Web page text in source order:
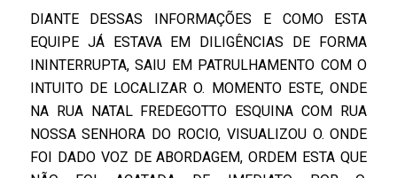
DIANTE DESSAS INFORMAÇÕES E COMO ESTA
EQUIPE JÁ ESTAVA EM DILIGÊNCIAS DE FORMA
ININTERRUPTA, SAIU EM PATRULHAMENTO COM O
INTUITO DE LOCALIZAR O. MOMENTO ESTE, ONDE
NA RUA NATAL FREDEGOTTO ESQUINA COM RUA
NOSSA SENHORA DO ROCIO, VISUALIZOU O. ONDE
FOI DADO VOZ DE ABORDAGEM, ORDEM ESTA QUE